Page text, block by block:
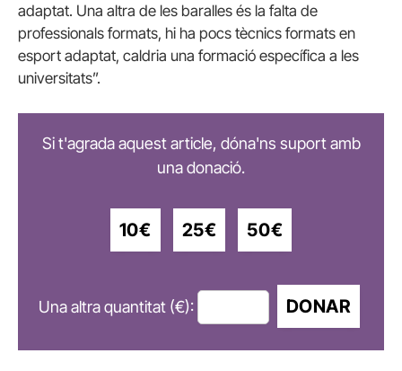
adaptat. Una altra de les baralles és la falta de
professionals formats, hi ha pocs tècnics formats en
esport adaptat, caldria una formació específica a les
universitats”.
Si t'agrada aquest article, dóna'ns suport amb
una donació.
10€ 25€ 50€
Una altra quantitat (€): DONAR